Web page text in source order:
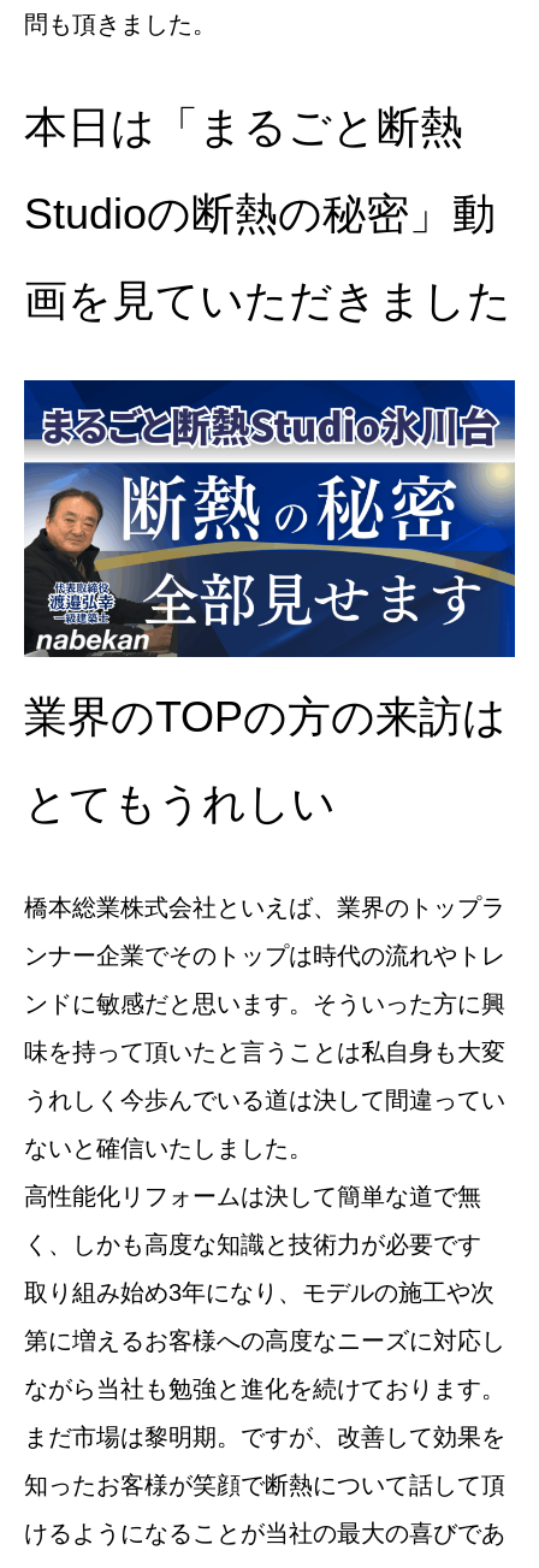
問も頂きました。
本日は「まるごと断熱
Studioの断熱の秘密」動
画を見ていただきました
業界のTOPの方の来訪は
とてもうれしい
橋本総業株式会社といえば、業界のトップラ
ンナー企業でそのトップは時代の流れやトレ
ンドに敏感だと思います。そういった方に興
味を持って頂いたと言うことは私自身も大変
うれしく今歩んでいる道は決して間違ってい
ないと確信いたしました。
高性能化リフォームは決して簡単な道で無
く、しかも高度な知識と技術力が必要です
取り組み始め3年になり、モデルの施工や次
第に増えるお客様への高度なニーズに対応し
ながら当社も勉強と進化を続けております。
まだ市場は黎明期。ですが、改善して効果を
知ったお客様が笑顔で断熱について話して頂
けるようになることが当社の最大の喜びであ